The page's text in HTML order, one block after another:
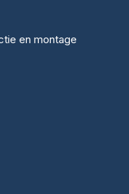
en montage